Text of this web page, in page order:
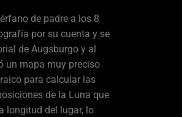
de padre a los 8
por su cuenta y se
de Augsburgo y al
un mapa muy preciso
para calcular las
de la Luna que
longitud del lugar, lo